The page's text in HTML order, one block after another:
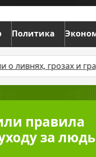
Политика
и граде 9–11 августа
правила
за